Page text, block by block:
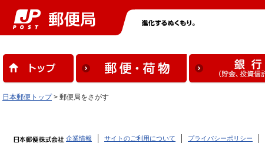
日本郵便トップ> 郵便局をさがす
企業情報 サイトのご利用について プライバシーポリシー